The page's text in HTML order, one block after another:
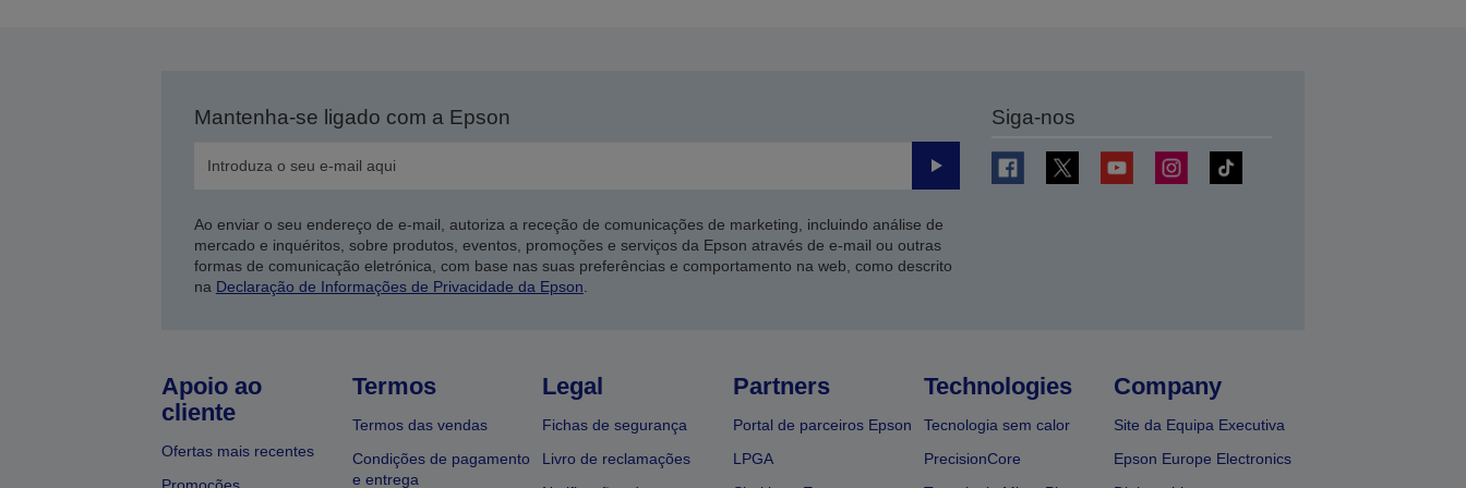
Mantenha-se ligado com a Epson
Enviar
Ao enviar o seu endereço de e-mail, autoriza a receção de comunicações de marketing, incluindo análise de
mercado e inquéritos, sobre produtos, eventos, promoções e serviços da Epson através de e-mail ou outras
formas de comunicação eletrónica, com base nas suas preferências e comportamento na web, como descrito
na Declaração de Informações de Privacidade da Epson.
Siga-nos
Apoio ao
cliente
Ofertas mais recentes
Termos
Termos das vendas
Condições de pagamento
e entrega
Legal
Fichas de segurança
Livro de reclamações
Partners
Portal de parceiros Epson
LPGA
Technologies
Tecnologia sem calor
PrecisionCore
Company
Site da Equipa Executiva
Epson Europe Electronics